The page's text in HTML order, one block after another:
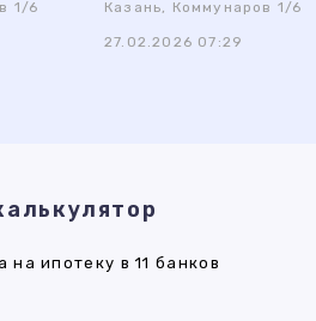
1/6
Казань, Коммунаров 1/6
27.02.2026 07:29
на ипотеку в 11 банков